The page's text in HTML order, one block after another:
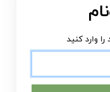
وارد کنید